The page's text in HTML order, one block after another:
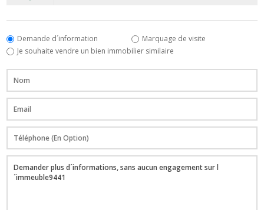
Demande d´information
Marquage de visite
Je souhaite vendre un bien immobilier similaire